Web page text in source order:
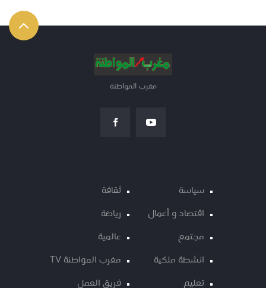
مغرب المواطنة
سياسة
اقتصاد و أعمال
مجتمع
انشطة ملكية
تعليم
ثقافة
رياضة
عالمية
مغرب المواطنة TV
فريق العمل